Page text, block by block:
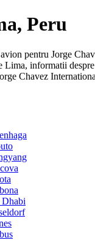
Peru
pentru Jorge
informatii
Chavez
Dhabi